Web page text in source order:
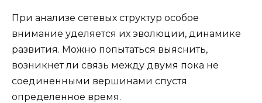
При анализе сетевых структур особое
внимание уделяется их эволюции, динамике
развития. Можно попытаться выяснить,
возникнет ли связь между двумя пока не
соединенными вершинами спустя
определенное время.